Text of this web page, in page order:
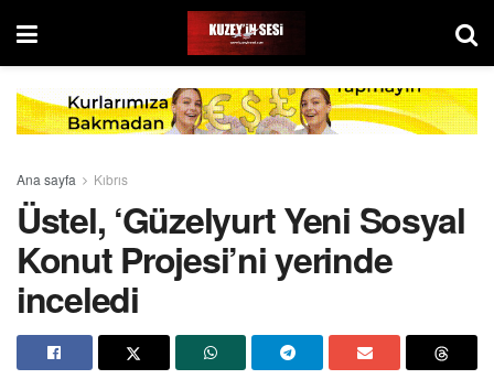
Ana sayfa Kıbrıs
Üstel, ‘Güzelyurt Yeni Sosyal
Konut Projesi’ni yerinde
inceledi